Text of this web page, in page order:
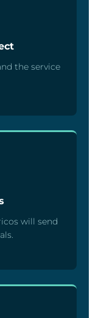
the service
will send